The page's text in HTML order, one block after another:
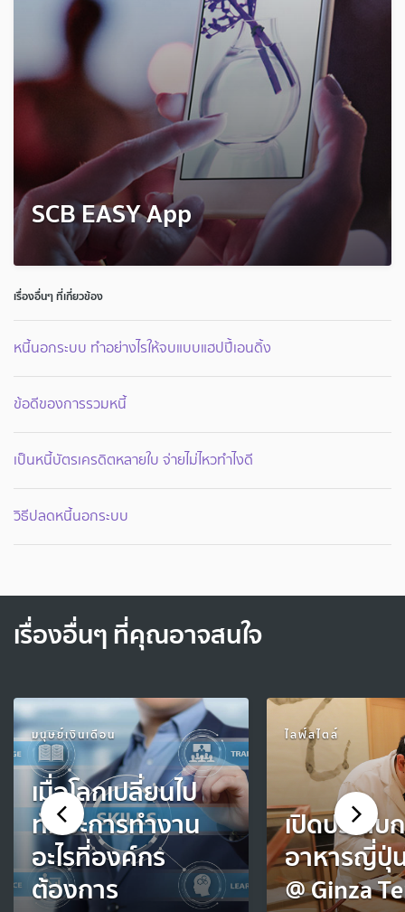
SCB EASY App
เรื่องอื่นๆ ที่เกี่ยวข้อง
หนี้นอกระบบ ทำอย่างไรให้จบแบบแฮปปี้เอนดิ้ง
ข้อดีของการรวมหนี้
เป็นหนี้บัตรเครดิตหลายใบ จ่ายไม่ไหวทำไงดี
วิธีปลดหนี้นอกระบบ
เรื่องอื่นๆ ที่คุณอาจสนใจ
มนุษย์เงินเดือน
เมื่อโลกเปลี่ยนไป
ทักษะการทำงาน
อะไรที่องค์กร
ต้องการ
ไลฟ์สไตล์
เปิดประส
อาหารญี่ปุ่
@ Ginza